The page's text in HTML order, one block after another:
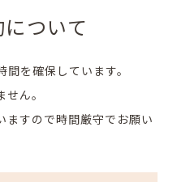
ついて
を確保しています。
ん。
ますので時間厳守でお願い